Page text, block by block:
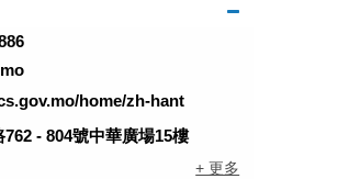
home/zh-hant
- 804號中華廣場15樓
+ 更多